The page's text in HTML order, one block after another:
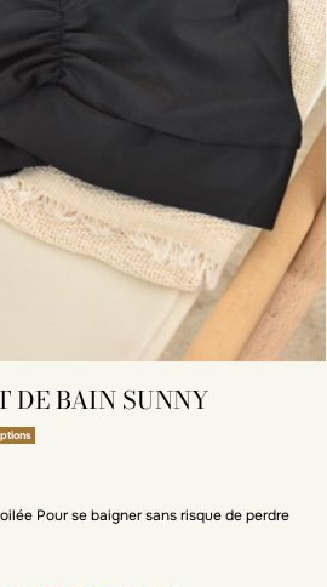
DE BAIN SUNNY
Pour se baigner sans risque de perdre